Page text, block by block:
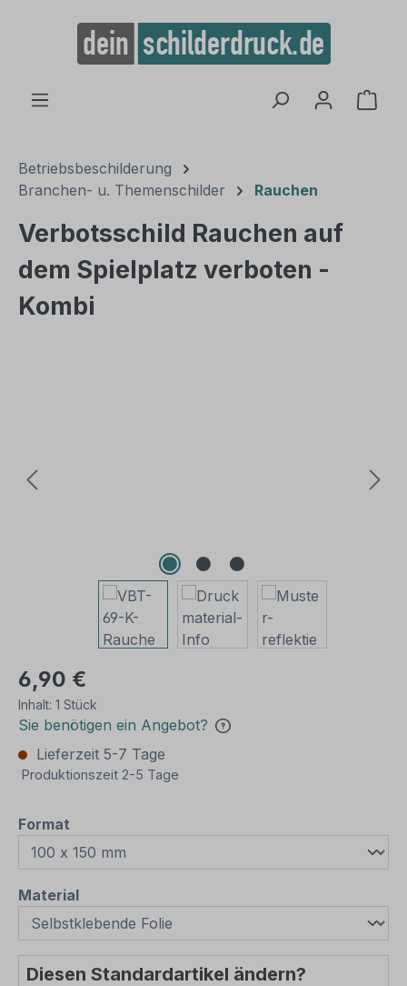
springen
Betriebsbeschilderung
Branchen- u. Themenschilder
Rauchen
Verbotsschild Rauchen auf
dem Spielplatz verboten -
Kombi
6,90 €
Inhalt: 1 Stück
Sie benötigen ein Angebot?
Lieferzeit 5-7 Tage
Produktionszeit 2-5 Tage
Format
Materialauswählen
Diesen Standardartikel ändern?